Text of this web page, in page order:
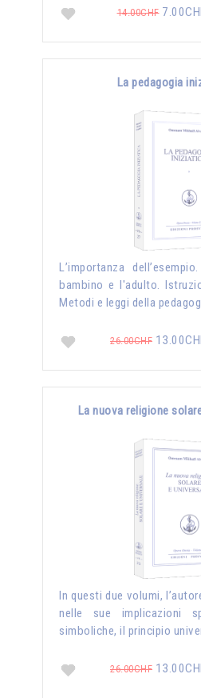
14.00CHF
La pedagogia
L’importanza
bambino e l'adulto.
Metodi e leggi della
26.00CHF
La nuova religione
In questi due volumi,
nelle sue implicazioni
simboliche, il principio
26.00CHF